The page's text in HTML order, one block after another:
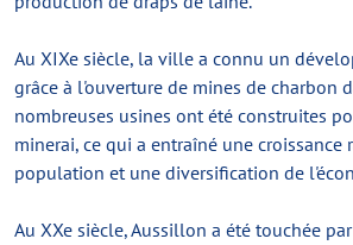
Au XIXe siècle, la ville a connu un
grâce à l'ouverture de mines de charbon
nombreuses usines ont été construites
minerai, ce qui a entraîné une croissance
population et une diversification de
Au XXe siècle, Aussillon a été touchée